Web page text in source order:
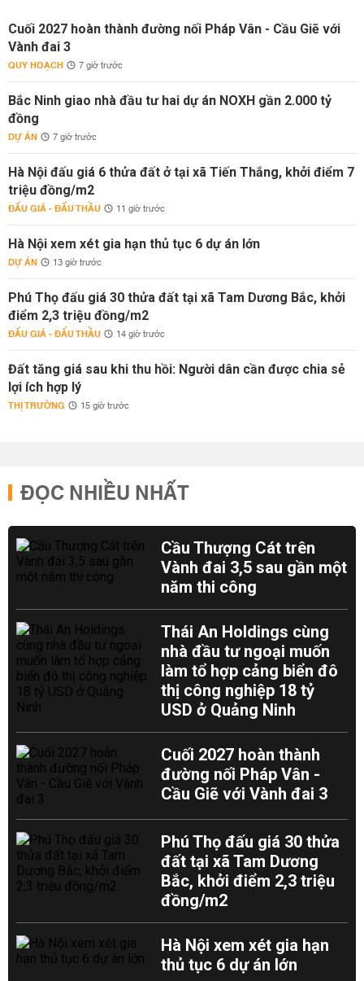
Cuối 2027 hoàn thành đường nối Pháp Vân - Cầu Giẽ với
Vành đai 3
QUY HOẠCH 7 giờ trước
Bắc Ninh giao nhà đầu tư hai dự án NOXH gần 2.000 tỷ
đồng
DỰ ÁN 7 giờ trước
Hà Nội đấu giá 6 thửa đất ở tại xã Tiến Thắng, khởi điểm 7
triệu đồng/m2
ĐẤU GIÁ - ĐẤU THẦU 11 giờ trước
Hà Nội xem xét gia hạn thủ tục 6 dự án lớn
DỰ ÁN 13 giờ trước
Phú Thọ đấu giá 30 thửa đất tại xã Tam Dương Bắc, khởi
điểm 2,3 triệu đồng/m2
ĐẤU GIÁ - ĐẤU THẦU 14 giờ trước
Đất tăng giá sau khi thu hồi: Người dân cần được chia sẻ
lợi ích hợp lý
THỊ TRƯỜNG 15 giờ trước
ĐỌC NHIỀU NHẤT
Cầu Thượng Cát trên
Vành đai 3,5 sau gần một
năm thi công
Thái An Holdings cùng
nhà đầu tư ngoại muốn
làm tổ hợp cảng biển đô
thị công nghiệp 18 tỷ
USD ở Quảng Ninh
Cuối 2027 hoàn thành
đường nối Pháp Vân -
Cầu Giẽ với Vành đai 3
Phú Thọ đấu giá 30 thửa
đất tại xã Tam Dương
Bắc, khởi điểm 2,3 triệu
đồng/m2
Hà Nội xem xét gia hạn
thủ tục 6 dự án lớn